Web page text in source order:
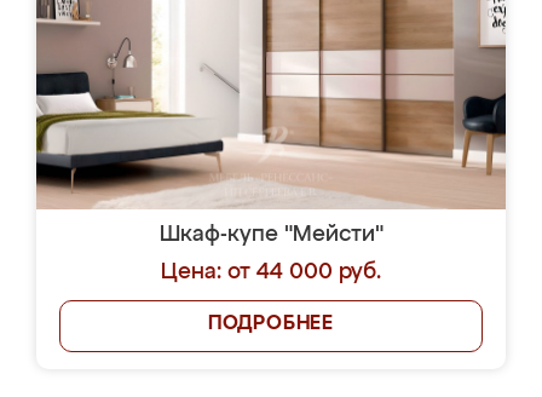
Шкаф-купе "Мейсти"
Цена: от 44 000 руб.
ПОДРОБНЕЕ